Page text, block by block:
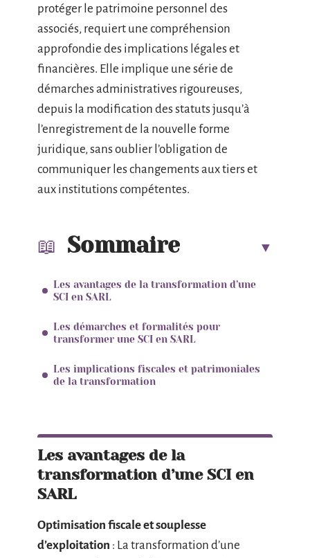
protéger le patrimoine personnel des
associés, requiert une compréhension
approfondie des implications légales et
financières. Elle implique une série de
démarches administratives rigoureuses,
depuis la modification des statuts jusqu’à
l’enregistrement de la nouvelle forme
juridique, sans oublier l’obligation de
communiquer les changements aux tiers et
aux institutions compétentes.
Sommaire
Les avantages de la transformation d’une
SCI en SARL
Les démarches et formalités pour
transformer une SCI en SARL
Les implications fiscales et patrimoniales
de la transformation
Les avantages de la
transformation d’une SCI en
SARL
Optimisation fiscale et souplesse
d’exploitation : La transformation d’une